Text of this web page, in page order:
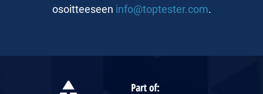
osoitteeseen info@toptester.com.